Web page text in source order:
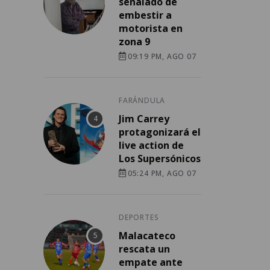
embestir a
motorista en
zona 9
09:19 PM, AGO 07
FARÁNDULA
Jim Carrey
protagonizará el
live action de
Los Supersónicos
05:24 PM, AGO 07
DEPORTES
Malacateco
rescata un
empate ante